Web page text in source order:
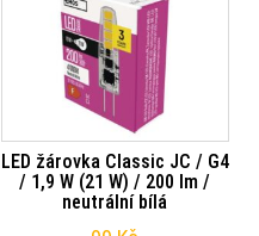
LED žárovka Classic JC / G4
/ 1,9 W (21 W) / 200 lm /
neutrální bílá